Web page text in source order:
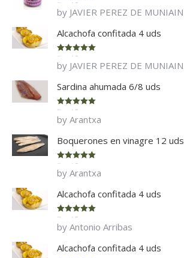
Rated 5
of 5
by JAVIER PEREZ DE MUNIAIN
Alcachofa confitada 4 uds
Rated 5
of 5
by JAVIER PEREZ DE MUNIAIN
Sardina ahumada 6/8 uds
Rated 5
of 5
by Arantxa
Boquerones en vinagre 12 uds
Rated 5
of 5
by Arantxa
Alcachofa confitada 4 uds
Rated 5
of 5
by Antonio Arribas
Alcachofa confitada 4 uds